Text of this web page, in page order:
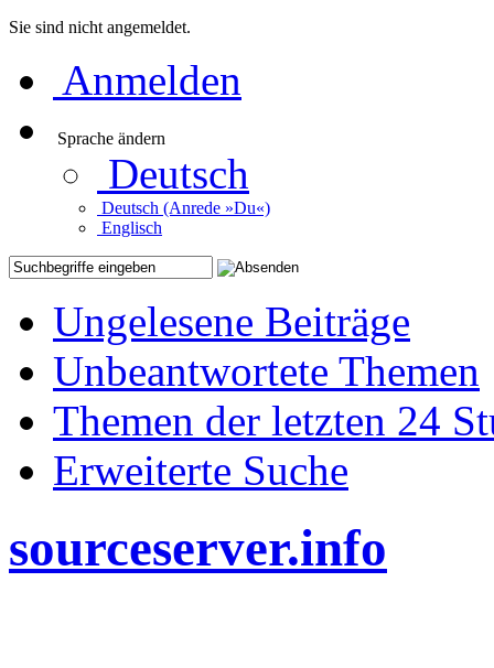
Sie sind nicht angemeldet.
Anmelden
Sprache ändern
Deutsch
Deutsch (Anrede »Du«)
Englisch
Ungelesene Beiträge
Unbeantwortete Themen
Themen der letzten 24
Erweiterte Suche
sourceserver.info